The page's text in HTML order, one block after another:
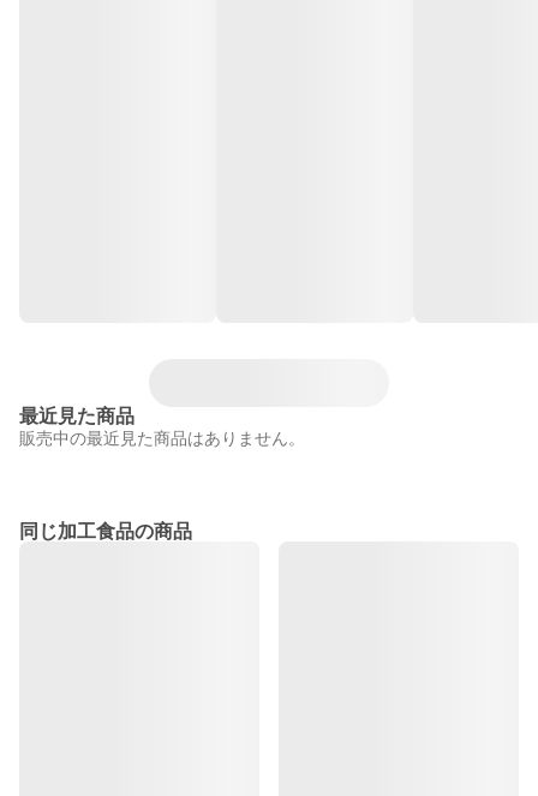
最近見た商品
販売中の最近見た商品はありません。
同じ加工食品の商品